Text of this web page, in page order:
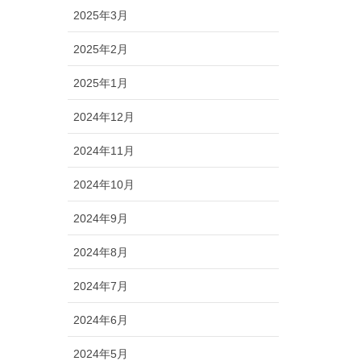
2025年3月
2025年2月
2025年1月
2024年12月
2024年11月
2024年10月
2024年9月
2024年8月
2024年7月
2024年6月
2024年5月